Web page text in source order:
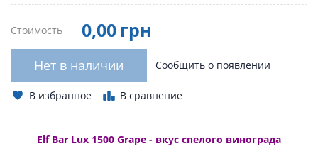
Стоимость 0,00 грн
Нет в наличии Сообщить о появлении
В избранное В сравнение
Elf Bar Lux 1500 Grape - вкус спелого винограда